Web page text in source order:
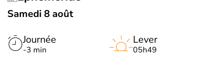
Samedi 8 août
Journée
-3 min
Lever
05h49